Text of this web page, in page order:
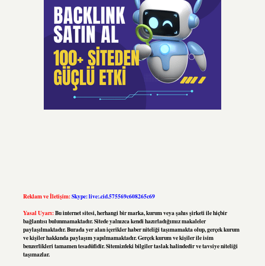
Reklam ve İletişim:Skype: live:.cid.575569c608265c69
Yasal Uyarı:Bu internet sitesi, herhangi bir marka, kurum veya şahıs şirketi ile hiçbir
bağlantısı bulunmamaktadır. Sitede yalnızca kendi hazırladığımız makaleler
paylaşılmaktadır. Burada yer alan içerikler haber niteliği taşımamakta olup, gerçek kurum
ve kişiler hakkında paylaşım yapılmamaktadır. Gerçek kurum ve kişiler ile isim
benzerlikleri tamamen tesadüfidir. Sitemizdeki bilgiler taslak halindedir ve tavsiye niteliği
taşımazlar.